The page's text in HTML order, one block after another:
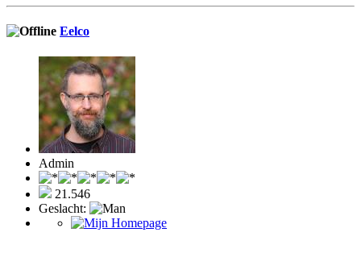
Eelco
Admin
21.546
Geslacht: